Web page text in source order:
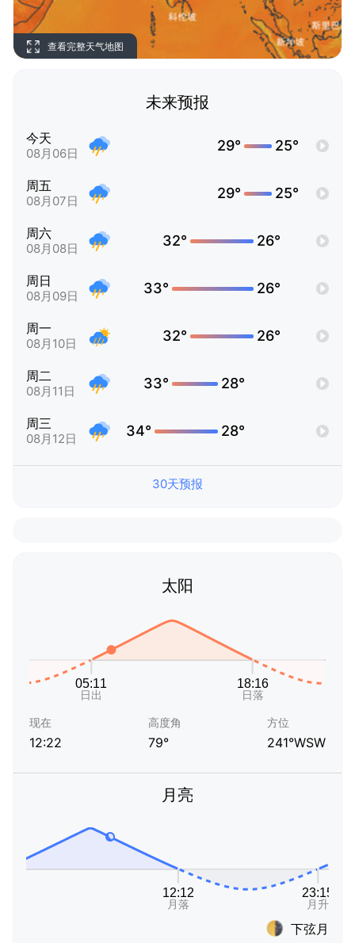
查看完整天气地图
未来预报
今天
08月06日 29° 25°
周五
08月07日 29° 25°
周六
08月08日 32° 26°
周日
08月09日 33° 26°
周一
08月10日 32° 26°
周二
08月11日 33° 28°
周三
08月12日 34° 28°
30天预报
太阳
现在
12:22
高度角
79°
方位
241°WSW
月亮
下弦月